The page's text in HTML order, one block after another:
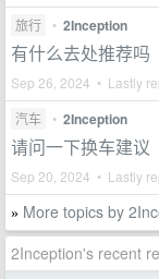
旅行 • 2Inception
有什么去处推荐吗
Sep 26, 2024 • Lastly
汽车 • 2Inception
请问一下换车建议
Sep 20, 2024 • Lastly
» More topics by
2Inception's recent